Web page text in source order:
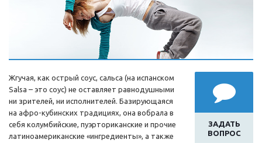
ЗАДАТЬ
ВОПРОС
Жгучая, как острый соус, сальса (на испанском
Salsa – это соус) не оставляет равнодушными
ни зрителей, ни исполнителей. Базирующаяся
на афро-кубинских традициях, она вобрала в
себя колумбийские, пуэрториканские и прочие
латиноамериканские «ингредиенты», а также